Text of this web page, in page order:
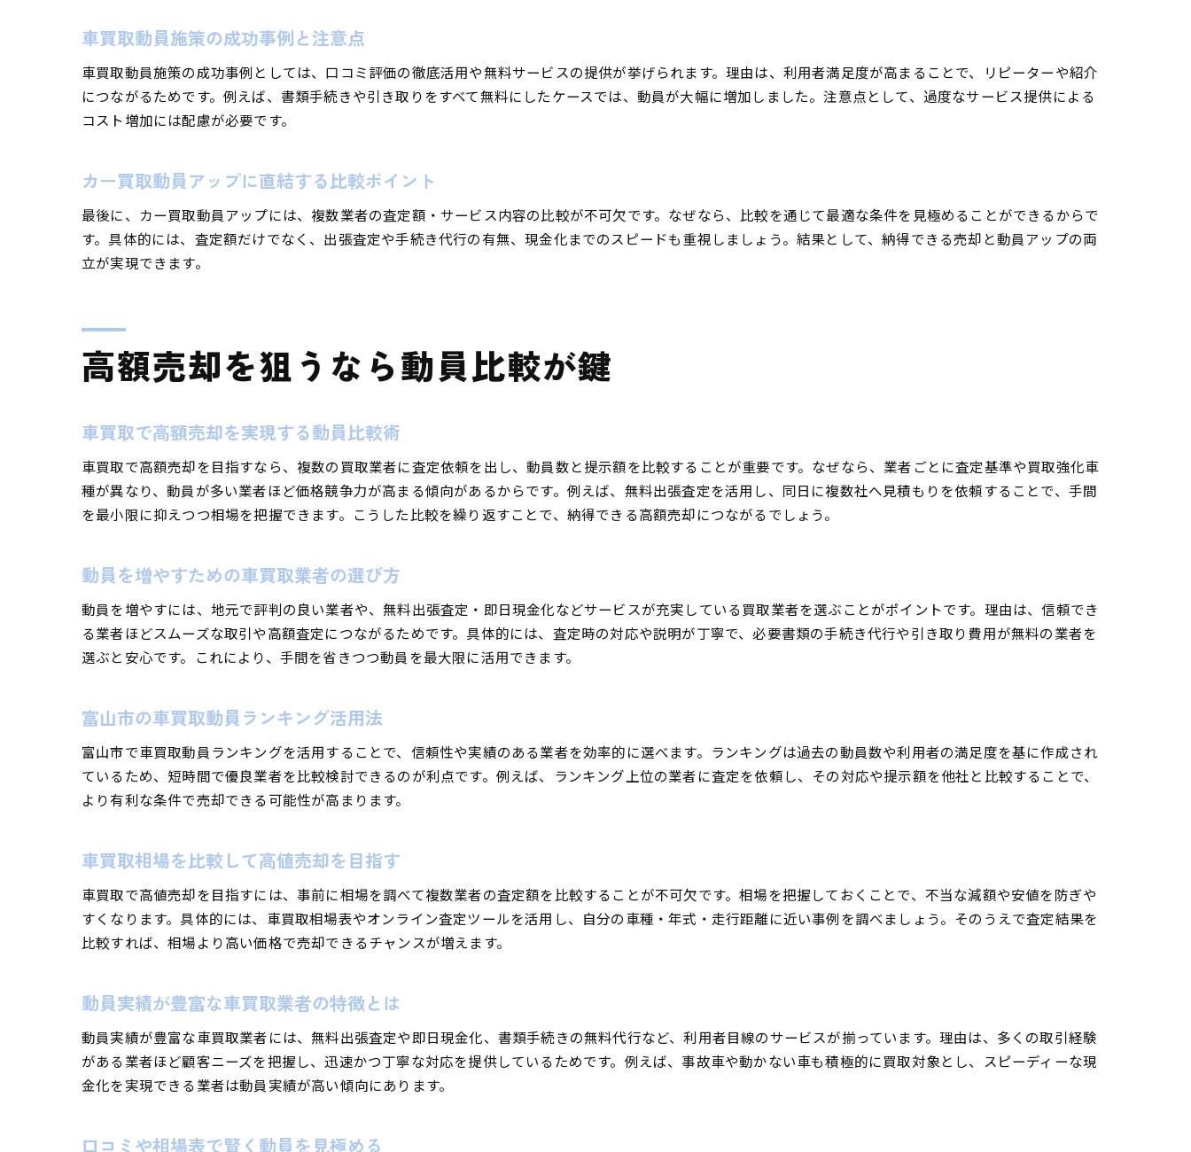
買取相場表を活用し現金化までの流れ最短化
車買取で信頼を得るための動員比較ポイント
動員の高い車買取業者の見抜き方と注意点
車買取で凹みが査定に及ぼす動員の影響
凹みの有無で変わる車買取動員の実情
富山の車買取で凹み査定への対応方法
車買取相場表から読み解く凹みの影響度
口コミで選ぶ現地の車買取活用術
口コミで評価の高い車買取動員サービスとは
ランキングを参考に動員強化を目指すコツ
車買取口コミ情報を動員向上へ生かす方法
車買取動員施策の成功事例と注意点
車買取動員施策の成功事例としては、口コミ評価の徹底活用や無料サービスの提供が挙げられます。理由は、利用者満足度が高まることで、リピーターや紹介
につながるためです。例えば、書類手続きや引き取りをすべて無料にしたケースでは、動員が大幅に増加しました。注意点として、過度なサービス提供による
コスト増加には配慮が必要です。
カー買取動員アップに直結する比較ポイント
最後に、カー買取動員アップには、複数業者の査定額・サービス内容の比較が不可欠です。なぜなら、比較を通じて最適な条件を見極めることができるからで
す。具体的には、査定額だけでなく、出張査定や手続き代行の有無、現金化までのスピードも重視しましょう。結果として、納得できる売却と動員アップの両
立が実現できます。
高額売却を狙うなら動員比較が鍵
車買取で高額売却を実現する動員比較術
車買取で高額売却を目指すなら、複数の買取業者に査定依頼を出し、動員数と提示額を比較することが重要です。なぜなら、業者ごとに査定基準や買取強化車
種が異なり、動員が多い業者ほど価格競争力が高まる傾向があるからです。例えば、無料出張査定を活用し、同日に複数社へ見積もりを依頼することで、手間
を最小限に抑えつつ相場を把握できます。こうした比較を繰り返すことで、納得できる高額売却につながるでしょう。
動員を増やすための車買取業者の選び方
動員を増やすには、地元で評判の良い業者や、無料出張査定・即日現金化などサービスが充実している買取業者を選ぶことがポイントです。理由は、信頼でき
る業者ほどスムーズな取引や高額査定につながるためです。具体的には、査定時の対応や説明が丁寧で、必要書類の手続き代行や引き取り費用が無料の業者を
選ぶと安心です。これにより、手間を省きつつ動員を最大限に活用できます。
富山市の車買取動員ランキング活用法
富山市で車買取動員ランキングを活用することで、信頼性や実績のある業者を効率的に選べます。ランキングは過去の動員数や利用者の満足度を基に作成され
ているため、短時間で優良業者を比較検討できるのが利点です。例えば、ランキング上位の業者に査定を依頼し、その対応や提示額を他社と比較することで、
より有利な条件で売却できる可能性が高まります。
車買取相場を比較して高値売却を目指す
車買取で高値売却を目指すには、事前に相場を調べて複数業者の査定額を比較することが不可欠です。相場を把握しておくことで、不当な減額や安値を防ぎや
すくなります。具体的には、車買取相場表やオンライン査定ツールを活用し、自分の車種・年式・走行距離に近い事例を調べましょう。そのうえで査定結果を
比較すれば、相場より高い価格で売却できるチャンスが増えます。
動員実績が豊富な車買取業者の特徴とは
動員実績が豊富な車買取業者には、無料出張査定や即日現金化、書類手続きの無料代行など、利用者目線のサービスが揃っています。理由は、多くの取引経験
がある業者ほど顧客ニーズを把握し、迅速かつ丁寧な対応を提供しているためです。例えば、事故車や動かない車も積極的に買取対象とし、スピーディーな現
金化を実現できる業者は動員実績が高い傾向にあります。
口コミや相場表で賢く動員を見極める